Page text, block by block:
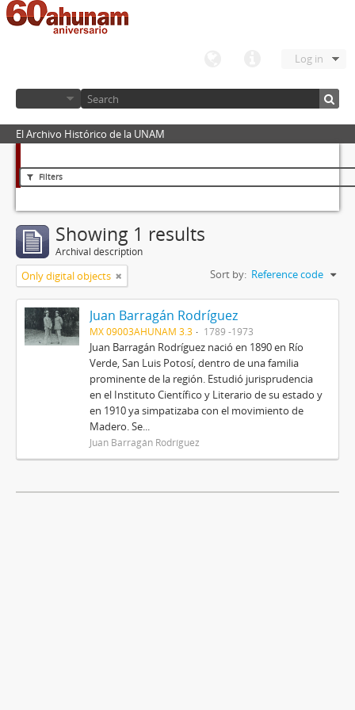
Log in
El Archivo Histórico de la UNAM
Filters
Showing 1 results
Archival description
Only digital objects Sort by: Reference code
Juan Barragán Rodríguez
MX 09003AHUNAM 3.3 1789 -1973
Juan Barragán Rodríguez nació en 1890 en Río
Verde, San Luis Potosí, dentro de una familia
prominente de la región. Estudió jurisprudencia
en el Instituto Científico y Literario de su estado y
en 1910 ya simpatizaba con el movimiento de
Madero. Se...
Juan Barragán Rodríguez